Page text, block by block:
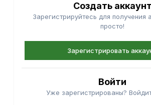
Создать аккаунт
Зарегистрируйтесь для получения
просто!
Зарегистрировать
Войти
Уже зарегистрированы?